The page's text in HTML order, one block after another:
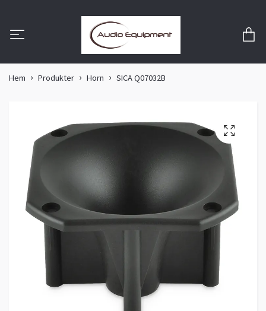
Hem Produkter Horn SICA Q07032B